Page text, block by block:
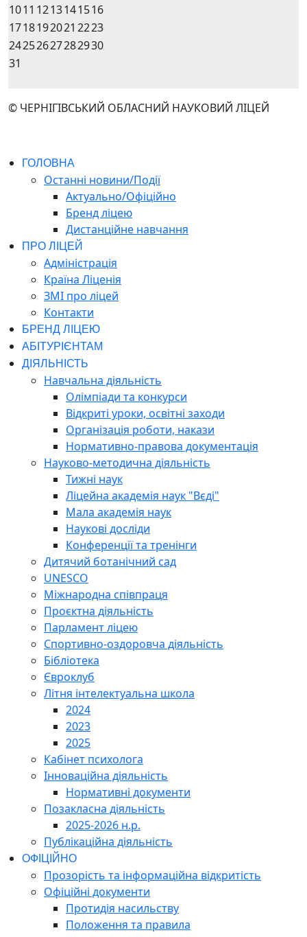
1011 1213141516
1718192021 2223
24252627282930
31
© ЧЕРНІГІВСЬКИЙ ОБЛАСНИЙ НАУКОВИЙ ЛІЦЕЙ
ГОЛОВНА
Останні новини/Події
Актуально/Офіційно
Бренд ліцею
Дистанційне навчання
ПРО ЛІЦЕЙ
Адміністрація
Країна Ліценія
ЗМІ про ліцей
Контакти
БРЕНД ЛІЦЕЮ
АБІТУРІЄНТАМ
ДІЯЛЬНІСТЬ
Навчальна діяльність
Олімпіади та конкурси
Відкриті уроки, освітні заходи
Організація роботи, накази
Нормативно-правова документація
Науково-методична діяльність
Тижні наук
Ліцейна академія наук "Вєді"
Мала академія наук
Наукові досліди
Конференції та тренінги
Дитячий ботанічний сад
UNESCO
Міжнародна співпраця
Проєктна діяльність
Парламент ліцею
Спортивно-оздоровча діяльність
Бібліотека
Євроклуб
Літня інтелектуальна школа
2024
2023
2025
Кабінет психолога
Інноваційна діяльність
Нормативні документи
Позакласна діяльність
2025-2026 н.р.
Публікаційна діяльність
ОФІЦІЙНО
Прозорість та інформаційна відкритість
Офіційні документи
Протидія насильству
Положення та правила